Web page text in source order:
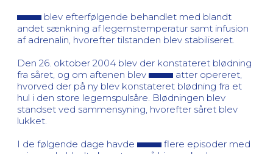
blev efterfølgende behandlet med blandt
andet sænkning af legemstemperatur samt infusion
af adrenalin, hvorefter tilstanden blev stabiliseret.
Den 26. oktober 2004 blev der konstateret blødning
fra såret, og om aftenen blev
atter opereret,
hvorved der på ny blev konstateret blødning fra et
hul i den store legemspulsåre. Blødningen blev
standset ved sammensyning, hvorefter såret blev
lukket.
I de følgende dage havde
flere episoder med